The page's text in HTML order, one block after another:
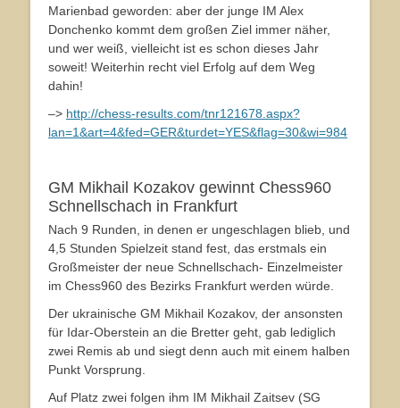
Marienbad geworden: aber der junge IM Alex
Donchenko kommt dem großen Ziel immer näher,
und wer weiß, vielleicht ist es schon dieses Jahr
soweit! Weiterhin recht viel Erfolg auf dem Weg
dahin!
–> http://chess-results.com/tnr121678.aspx?
lan=1&art=4&fed=GER&turdet=YES&flag=30&wi=984
GM Mikhail Kozakov gewinnt Chess960
Schnellschach in Frankfurt
Nach 9 Runden, in denen er ungeschlagen blieb, und
4,5 Stunden Spielzeit stand fest, das erstmals ein
Großmeister der neue Schnellschach- Einzelmeister
im Chess960 des Bezirks Frankfurt werden würde.
Der ukrainische GM Mikhail Kozakov, der ansonsten
für Idar-Oberstein an die Bretter geht, gab lediglich
zwei Remis ab und siegt denn auch mit einem halben
Punkt Vorsprung.
Auf Platz zwei folgen ihm IM Mikhail Zaitsev (SG